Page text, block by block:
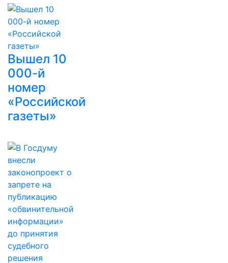
Вышел 10
000-й
номер
«Российской
газеты»